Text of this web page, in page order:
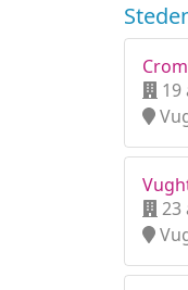
19
23